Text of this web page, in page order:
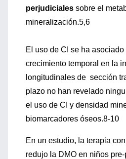
perjudiciales sobre el
mineralización.5,6
El uso de CI se ha asociado
crecimiento temporal en la
longitudinales de sección
plazo no han revelado
el uso de CI y densidad
biomarcadores óseos.8-10
En un estudio, la terapia
redujo la DMO en niños